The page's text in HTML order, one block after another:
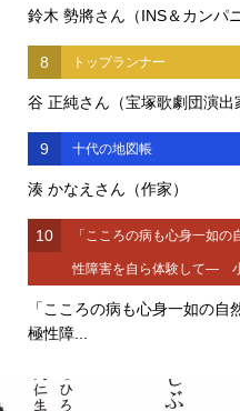
鈴木 勢將さん（INS＆カンパ
8 トップランナー
谷 正純さん（宝塚歌劇団演出
9 十代の地図帳
湊 かなえさん（作家）
10 「こころの病も心身一如
性障害を自ら体験して―
「こころの病も心身一如の
極性障...